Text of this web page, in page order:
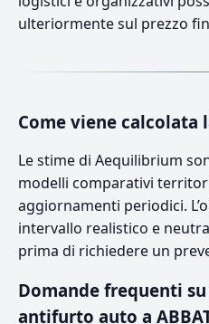
ulteriormente sul prezzo
Come viene calcolata
Le stime di Aequilibrium
modelli comparativi
aggiornamenti periodici.
intervallo realistico e
prima di richiedere un
Domande frequenti
antifurto auto a